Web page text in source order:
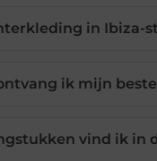
in Ibiza-
ik mijn
vind ik in